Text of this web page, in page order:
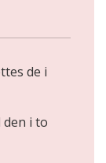
de i
den i to